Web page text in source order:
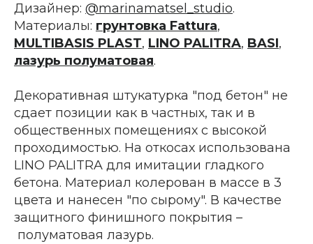
Дизайнер: @marinamatsel_studio.
Материалы: грунтовка Fattura,
MULTIBASIS PLAST, LINO PALITRA, BASI,
лазурь полуматовая.
Декоративная штукатурка "под бетон" не
сдает позиции как в частных, так и в
общественных помещениях с высокой
проходимостью. На откосах использована
LINO PALITRA для имитации гладкого
бетона. Материал колерован в массе в 3
цвета и нанесен "по сырому". В качестве
защитного финишного покрытия –
полуматовая лазурь.